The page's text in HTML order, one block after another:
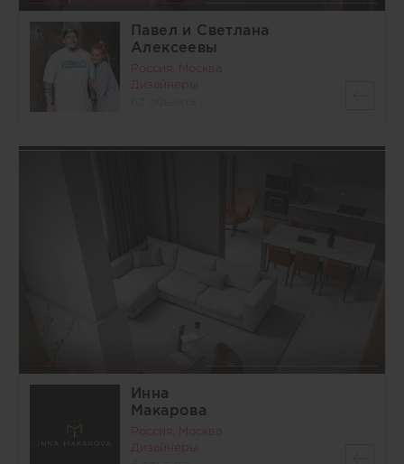
Павел и Светлана
Алексеевы
Россия, Москва
Дизайнеры
Инна
Макарова
Россия, Москва
Дизайнеры